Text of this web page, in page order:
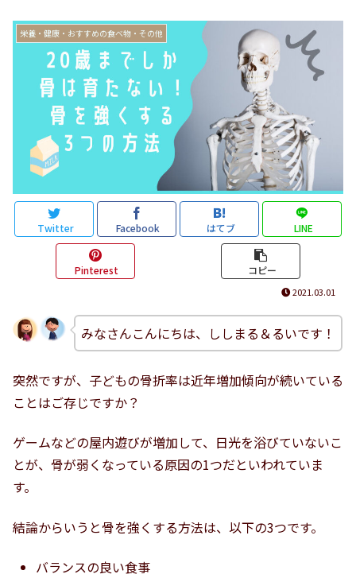
栄養・健康・おすすめの食べ物・その他
Twitter Facebook はてブ LINE
Pinterest コピー
2021.03.01
みなさんこんにちは、ししまる＆るいです！
突然ですが、子どもの骨折率は近年増加傾向が続いている
ことはご存じですか？
ゲームなどの屋内遊びが増加して、日光を浴びていないこ
とが、骨が弱くなっている原因の1つだといわれていま
す。
結論からいうと骨を強くする方法は、以下の3つです。
バランスの良い食事